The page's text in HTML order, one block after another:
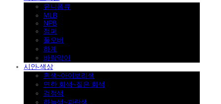
유니폼큐
MLB
NPB
점퍼
풀오버
하계
바람막이
시안-색상
흰색~아이보리색
연한 회색~짙은 회색
검정색
하늘색~파란색